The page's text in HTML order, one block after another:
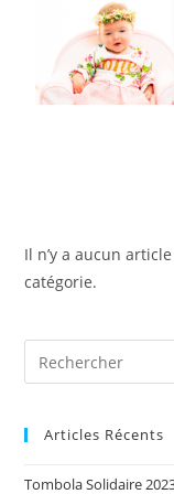
Il n’y a aucun
catégorie.
Articles Récents
Tombola Solidaire